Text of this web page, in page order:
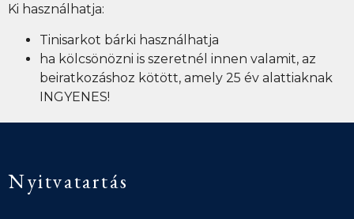
Ki használhatja:
Tinisarkot bárki használhatja
ha kölcsönözni is szeretnél innen valamit, az
beiratkozáshoz kötött, amely 25 év alattiaknak
INGYENES!
Nyitvatartás